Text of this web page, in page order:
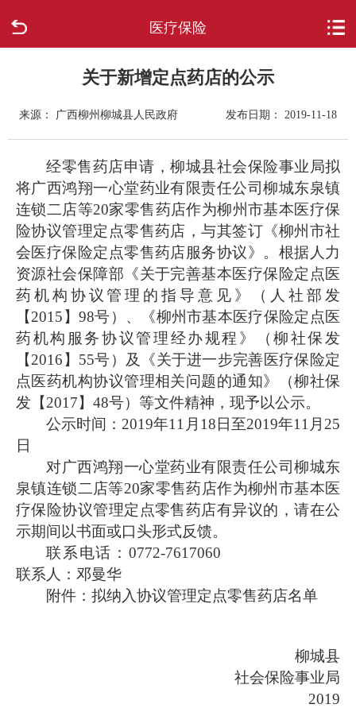
医疗保险
新闻中心
政府信息公开
网上办事
互动回应
数据专题
关于新增定点药店的公示
来源： 广西柳州柳城县人民政府 发布日期： 2019-11-18
经零售药店申请，柳城县社会保险事业局拟
将广西鸿翔一心堂药业有限责任公司柳城东泉镇
连锁二店等20家零售药店作为柳州市基本医疗保
险协议管理定点零售药店，与其签订《柳州市社
会医疗保险定点零售药店服务协议》。根据人力
资源社会保障部《关于完善基本医疗保险定点医
药机构协议管理的指导意见》（人社部发
【2015】98号）、《柳州市基本医疗保险定点医
药机构服务协议管理经办规程》（柳社保发
【2016】55号）及《关于进一步完善医疗保险定
点医药机构协议管理相关问题的通知》（柳社保
发【2017】48号）等文件精神，现予以公示。
公示时间：2019年11月18日至2019年11月25
日
对广西鸿翔一心堂药业有限责任公司柳城东
泉镇连锁二店等20家零售药店作为柳州市基本医
疗保险协议管理定点零售药店有异议的，请在公
示期间以书面或口头形式反馈。
联系电话：0772-7617060
联系人：邓曼华
附件：拟纳入协议管理定点零售药店名单
柳城县
社会保险事业局
2019